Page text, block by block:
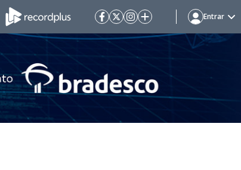
Entrar